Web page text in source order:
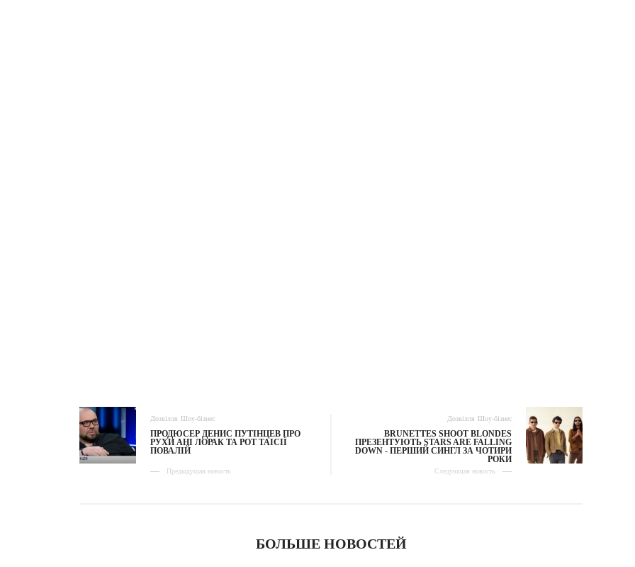
Дозвілля Шоу-бізнес
ПРОДЮСЕР ДЕНИС ПУТІНЦЕВ ПРО
РУХИ АНІ ЛОРАК ТА РОТ ТАІСІЇ
ПОВАЛІЙ
Предыдущая новость
Дозвілля Шоу-бізнес
BRUNETTES SHOOT BLONDES
ПРЕЗЕНТУЮТЬ STARS ARE FALLING
DOWN - ПЕРШИЙ СИНГЛ ЗА ЧОТИРИ
РОКИ
Следующая новость
БОЛЬШЕ НОВОСТЕЙ